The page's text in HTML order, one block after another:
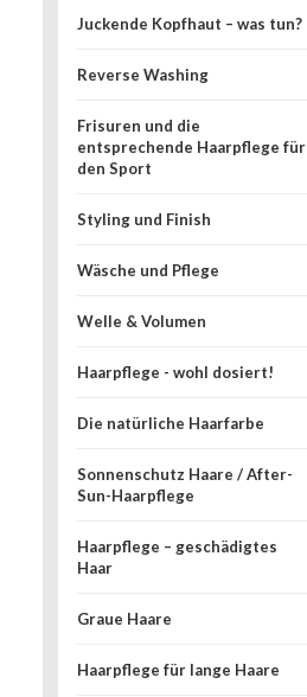
Juckende Kopfhaut – was tun?
Reverse Washing
Frisuren und die
entsprechende Haarpflege für
den Sport
Styling und Finish
Wäsche und Pflege
Welle & Volumen
Haarpflege - wohl dosiert!
Die natürliche Haarfarbe
Sonnenschutz Haare / After-
Sun-Haarpflege
Haarpflege – geschädigtes
Haar
Graue Haare
Haarpflege für lange Haare